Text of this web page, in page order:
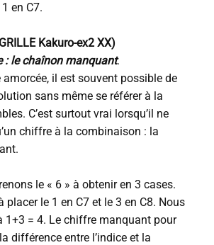
en C7.
Kakuro-ex2 XX)
: le chaînon manquant.
il est souvent possible de
sans même se référer à la
C’est surtout vrai lorsqu’il ne
chiffre à la combinaison : la
le « 6 » à obtenir en 3 cases.
placer le 1 en C7 et le 3 en C8. Nous
1+3 = 4. Le chiffre manquant pour
différence entre l’indice et la